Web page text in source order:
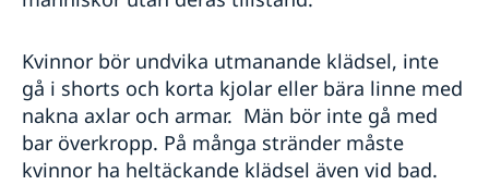
Kvinnor bör undvika utmanande klädsel, inte
gå i shorts och korta kjolar eller bära linne med
nakna axlar och armar. Män bör inte gå med
bar överkropp. På många stränder måste
kvinnor ha heltäckande klädsel även vid bad.